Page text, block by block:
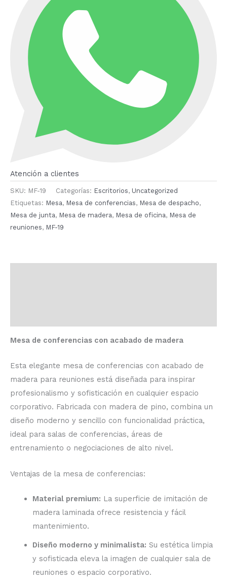
Atención a clientes
SKU: MF-19 Categorías: Escritorios, Uncategorized
Etiquetas: Mesa, Mesa de conferencias, Mesa de despacho,
Mesa de junta, Mesa de madera, Mesa de oficina, Mesa de
reuniones, MF-19
Mesa de conferencias con acabado de madera
Esta elegante mesa de conferencias con acabado de
madera para reuniones está diseñada para inspirar
profesionalismo y sofisticación en cualquier espacio
corporativo. Fabricada con madera de pino, combina un
diseño moderno y sencillo con funcionalidad práctica,
ideal para salas de conferencias, áreas de
entrenamiento o negociaciones de alto nivel.
Ventajas de la mesa de conferencias:
Material premium: La superficie de imitación de
madera laminada ofrece resistencia y fácil
mantenimiento.
Diseño moderno y minimalista: Su estética limpia
y sofisticada eleva la imagen de cualquier sala de
reuniones o espacio corporativo.